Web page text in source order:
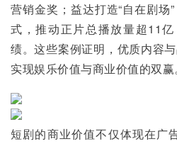
营销金奖；益达打造“自在剧场
式，推动正片总播放量超11
绩。这些案例证明，优质内容
实现娱乐价值与商业价值的双赢。
短剧的商业价值不仅体现在广